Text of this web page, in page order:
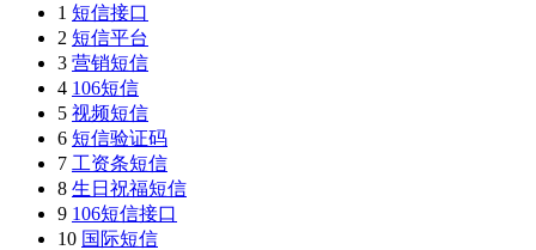
1 短信接口
2 短信平台
3 营销短信
4 106短信
5 视频短信
6 短信验证码
7 工资条短信
8 生日祝福短信
9 106短信接口
10 国际短信